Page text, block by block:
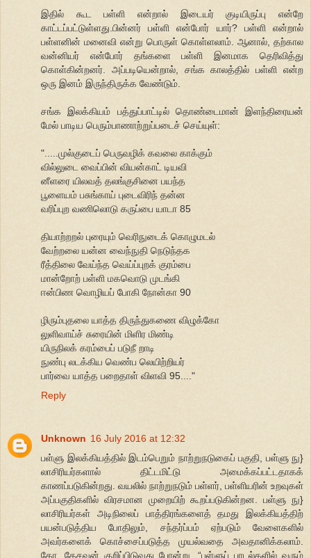
இதில் கூட பள்ளி என்றால் இடையர் குடியிருப்பு என்றே
காட்டப்பட்டுள்ளது.பின்னர் பள்ளி என்போர் யார்? பள்ளி என்றால்
பள்ளனின் மனைவி என்று பொருள் கொள்ளலாம். ஆனால், தற்கால
வன்னியர் என்போர் தங்களை பள்ளி இனமாக தெரிவித்து
கொள்கின்றனர். அப்படியென்றால், சங்க காலத்தில் பள்ளி என்ற
ஒரு இனம் இருந்திருக்க வேண்டும்.
சங்க இலக்கியம் பத்துப்பாட்டில் தொண்டைமான் இளந்திரையன்
மேல் பாடிய பெரும்பாணாற்றுப்படைச் செய்யுள்:
".....முல்குடைப் பெருவழிக் கவலை காக்கும்
வில்லுடை வைப்பின் வியன்காட் டியவி
னீளரை யிலவத் தலங்குசினை பயந்த
பூளையம் பசுங்காய் புடைவிரிந் தன்ன
வரிப்புற வணிலொடு கருப்பை யாடா 85
தியாற்றறல் புரையும் வெரிநுடைக் கொழுமடல்
வேற்றலை யன்ன வைந்நுதி நெடுந்தக
ரீத்திலை வேய்ந்த வெய்ப்புறக் குரம்பை
மான்றோற் பள்ளி மகவொடு முடங்கி
ஈன்பிண வொழியப் போகி நோன்கா 90
ழிரும்புதலை யாத்த திருந்துகணை விழுக்கோ
லுளிவாய்ச் சுரையின் மிளிர மிண்டி
யிருநிலக் கரம்பைப் படுநீ றாடி
நுண்பு லடக்கிய வெண்ப லெயிற்றியர்
பார்வை யாத்த பறைதாள் விளவி 95...."
Reply
Unknown 16 July 2016 at 12:32
பள்ளு இலக்கியத்தில் இடம்பெறும் நாற்றுநடுகைப் பகுதி, பள்ளு நு}
லாசிரியர்களால் திட்டமிட்டு அமைக்கப்பட்டதாகக்
காணப்படுகின்றது. வயலில் நாற்றுநடும் பள்ளர், பள்ளியரின் உறவுகள்
அப்பகுதிகளில் விரசமான முறையிற் கூறப்படுகின்றன. பள்ளு நு}
லாசிரியர்கள் அடிநிலைப் பாத்திரங்களைத் தமது இலக்கியத்திற்
பயன்படுத்திய போதிலும், சந்தர்ப்பம் ஏற்படும் வேளைகளில்
அவர்களைக் கொச்சைப்படுத்த முயல்வதை அவதானிக்கலாம்.
கோ. கேசவன் குறிப்பிடுவது போன்று, “பள்ளுப் பாடல்களில் வரும்